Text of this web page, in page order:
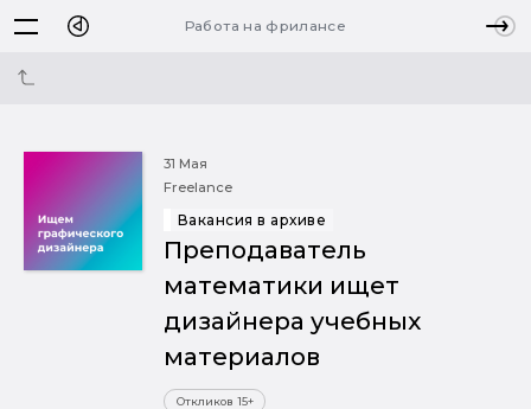
Работа на фрилансе
31 Мая
Freelance
Вакансия в архиве
Преподаватель
математики ищет
дизайнера учебных
материалов
Откликов 15+